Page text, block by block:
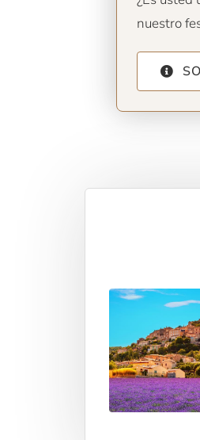
nuestro